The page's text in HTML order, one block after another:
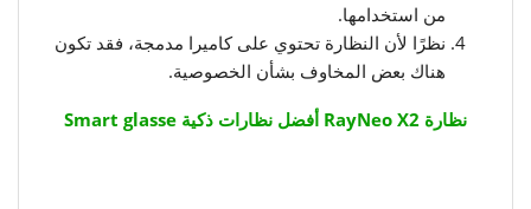
من استخدامها.
نظرًا لأن النظارة تحتوي على كاميرا مدمجة، فقد تكون
هناك بعض المخاوف بشأن الخصوصية.
نظارة RayNeo X2 أفضل نظارات ذكية Smart glasse